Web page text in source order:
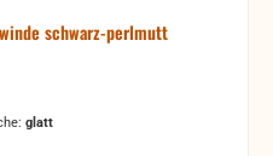
schwarz-perlmutt
glatt